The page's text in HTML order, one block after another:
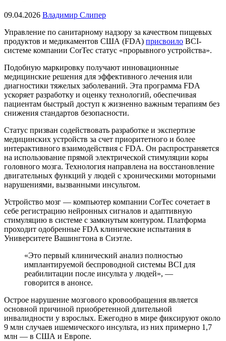
09.04.2026 Владимир Слипер
Управление по санитарному надзору за качеством пищевых
продуктов и медикаментов США (FDA) присвоило BCI-
системе компании CorTec статус «прорывного устройства».
Подобную маркировку получают инновационные
медицинские решения для эффективного лечения или
диагностики тяжелых заболеваний. Эта программа FDA
ускоряет разработку и оценку технологий, обеспечивая
пациентам быстрый доступ к жизненно важным терапиям без
снижения стандартов безопасности.
Статус призван содействовать разработке и экспертизе
медицинских устройств за счет приоритетного и более
интерактивного взаимодействия с FDA. Он распространяется
на использование прямой электрической стимуляции коры
головного мозга. Технология направлена на восстановление
двигательных функций у людей с хроническими моторными
нарушениями, вызванными инсультом.
Устройство мозг — компьютер компании CorTec сочетает в
себе регистрацию нейронных сигналов и адаптивную
стимуляцию в системе с замкнутым контуром. Платформа
проходит одобренные FDA клинические испытания в
Университете Вашингтона в Сиэтле.
«Это первый клинический анализ полностью
имплантируемой беспроводной системы BCI для
реабилитации после инсульта у людей», —
говорится в анонсе.
Острое нарушение мозгового кровообращения является
основной причиной приобретенной длительной
инвалидности у взрослых. Ежегодно в мире фиксируют около
9 млн случаев ишемического инсульта, из них примерно 1,7
млн — в США и Европе.